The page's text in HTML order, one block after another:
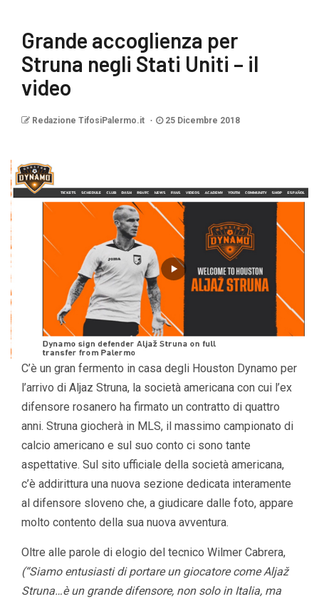
Grande accoglienza per
Struna negli Stati Uniti – il
video
Redazione TifosiPalermo.it 25 Dicembre 2018
C’è un gran fermento in casa degli Houston Dynamo per
l’arrivo di Aljaz Struna, la società americana con cui l’ex
difensore rosanero ha firmato un contratto di quattro
anni. Struna giocherà in MLS, il massimo campionato di
calcio americano e sul suo conto ci sono tante
aspettative. Sul sito ufficiale della società americana,
c’è addirittura una nuova sezione dedicata interamente
al difensore sloveno che, a giudicare dalle foto, appare
molto contento della sua nuova avventura.
Oltre alle parole di elogio del tecnico Wilmer Cabrera,
(“Siamo entusiasti di portare un giocatore come Aljaž
Struna…è un grande difensore, non solo in Italia, ma